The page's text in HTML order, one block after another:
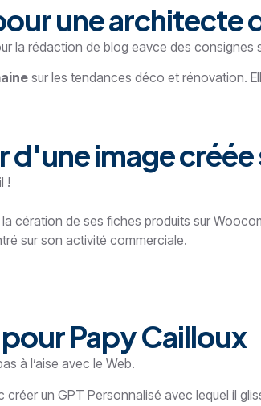
une
la rédaction de blog eavce des consignes
sur les tendances déco et rénovation.
image
!
cération de ses fiches produits sur
sur son activité commerciale.
Papy Cailloux
à l’aise avec le Web.
un GPT Personnalisé avec lequel il